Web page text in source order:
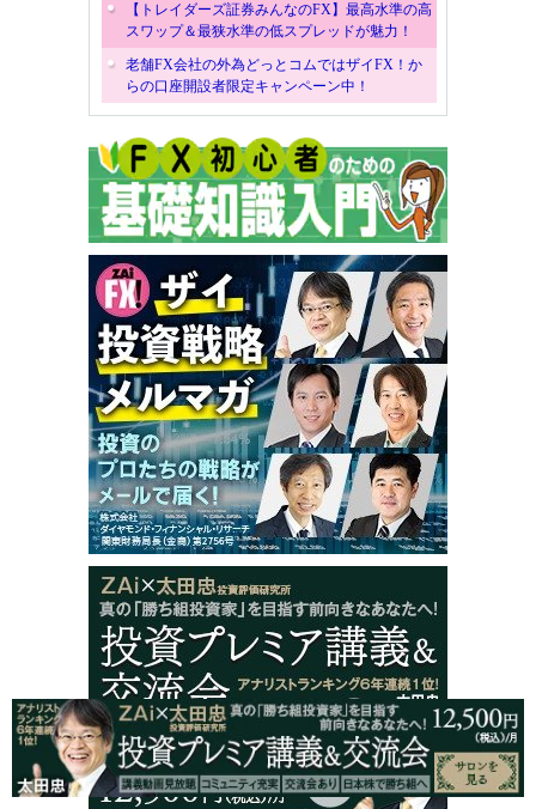
【トレイダーズ証券みんなのFX】最高水準の高
スワップ＆最狭水準の低スプレッドが魅力！
老舗FX会社の外為どっとコムではザイFX！か
らの口座開設者限定キャンペーン中！